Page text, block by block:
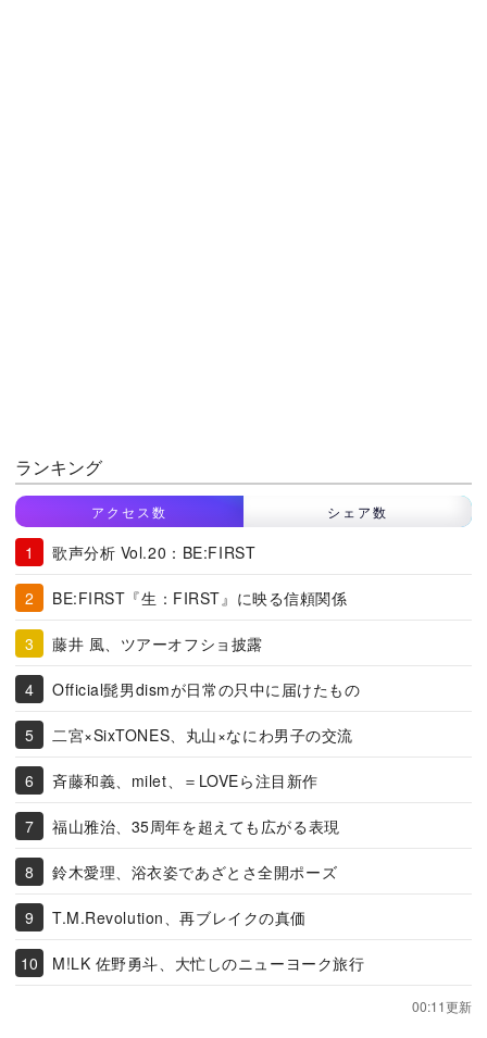
ランキング
アクセス数 シェア数
歌声分析 Vol.20：BE:FIRST
BE:FIRST『生：FIRST』に映る信頼関係
藤井 風、ツアーオフショ披露
Official髭男dismが日常の只中に届けたもの
二宮×SixTONES、丸山×なにわ男子の交流
斉藤和義、milet、＝LOVEら注目新作
福山雅治、35周年を超えても広がる表現
鈴木愛理、浴衣姿であざとさ全開ポーズ
T.M.Revolution、再ブレイクの真価
M!LK 佐野勇斗、大忙しのニューヨーク旅行
00:11更新